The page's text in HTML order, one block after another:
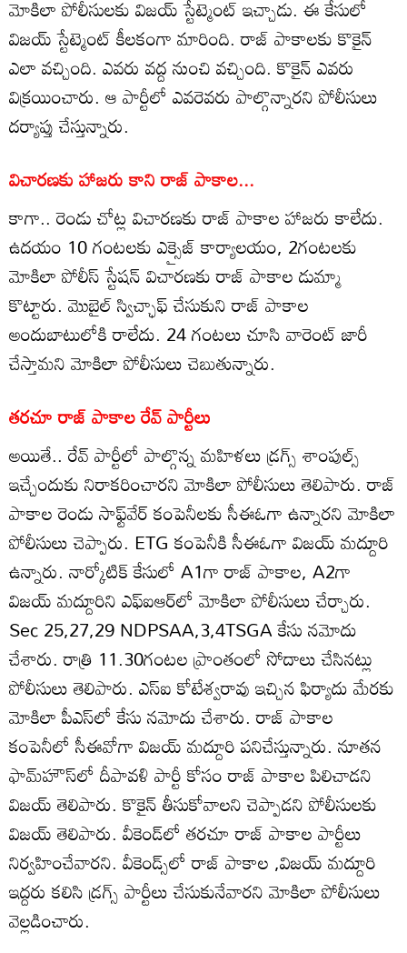
మోకిలా పోలీసులకు విజయ్ స్టేట్మెంట్ ఇచ్చాడు. ఈ కేసులో
విజయ్ స్టేట్మెంట్ కీలకంగా మారింది. రాజ్ పాకాలకు కొకైన్
ఎలా వచ్చింది. ఎవరు వద్ద నుంచి వచ్చింది. కొకైన్ ఎవరు
విక్రయించారు. ఆ పార్టీలో ఎవరెవరు పాల్గొన్నారని పోలీసులు
దర్యాప్తు చేస్తున్నారు.
విచారణకు హాజరు కాని రాజ్ పాకాల...
కాగా.. రెండు చోట్ల విచారణకు రాజ్ పాకాల హాజరు కాలేదు.
ఉదయం 10 గంటలకు ఎక్సైజ్ కార్యాలయం, 2గంటలకు
మోకిలా పోలీస్ స్టేషన్ విచారణకు రాజ్ పాకాల డుమ్మా
కొట్టారు. మొబైల్ స్విచ్ఛాఫ్ చేసుకుని రాజ్ పాకాల
అందుబాటులోకి రాలేదు. 24 గంటలు చూసి వారెంట్ జారీ
చేస్తామని మోకిలా పోలీసులు చెబుతున్నారు.
తరచూ రాజ్ పాకాల రేవ్ పార్టీలు
అయితే.. రేవ్ పార్టీలో పాల్గొన్న మహిళలు డ్రగ్స్ శాంపుల్స్
ఇచ్చేందుకు నిరాకరించారని మోకిలా పోలీసులు తెలిపారు. రాజ్
పాకాల రెండు సాఫ్ట్‌వేర్ కంపెనీలకు సీఈఓగా ఉన్నారని మోకిలా
పోలీసులు చెప్పారు. ETG కంపెనీకి సీఈఓగా విజయ్ మద్దూరి
ఉన్నారు. నార్కోటిక్ కేసులో A1గా రాజ్ పాకాల, A2గా
విజయ్ మద్దూరిని ఎఫ్ఐఆర్‌లో మోకిలా పోలీసులు చేర్చారు.
Sec 25,27,29 NDPSAA,3,4TSGA కేసు నమోదు
చేశారు. రాత్రి 11.30గంటల ప్రాంతంలో సోదాలు చేసినట్లు
పోలీసులు తెలిపారు. ఎస్ఐ కోటేశ్వరావు ఇచ్చిన ఫిర్యాదు మేరకు
మోకిలా పీఎస్‌లో కేసు నమోదు చేశారు. రాజ్ పాకాల
కంపెనీలో సీఈవోగా విజయ్ మద్దూరి పనిచేస్తున్నారు. నూతన
ఫామ్‌హౌస్‌లో దీపావళి పార్టీ కోసం రాజ్ పాకాల పిలిచాడని
విజయ్ తెలిపారు. కొకైన్ తీసుకోవాలని చెప్పాడని పోలీసులకు
విజయ్ తెలిపారు. వీకెండ్‌లో తరచూ రాజ్ పాకాల పార్టీలు
నిర్వహించేవారని. వీకెండ్స్‌లో రాజ్ పాకాల ,విజయ్ మద్దూరి
ఇద్దరు కలిసి డ్రగ్స్ పార్టీలు చేసుకునేవారని మోకిలా పోలీసులు
వెల్లడించారు.